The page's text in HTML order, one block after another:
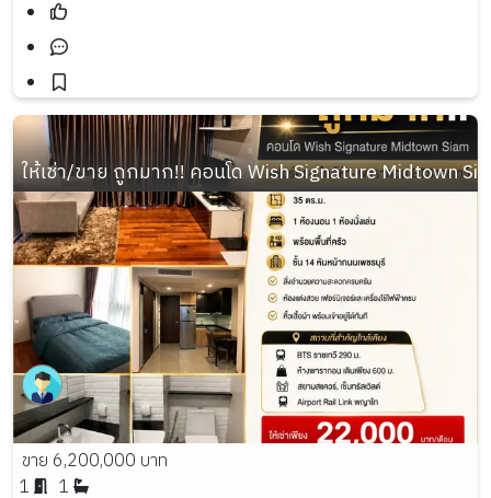
ให้เช่า/ขาย ถูกมาก!! คอนโด Wish Signature Midtown
ขาย 6,200,000 บาท
1
1